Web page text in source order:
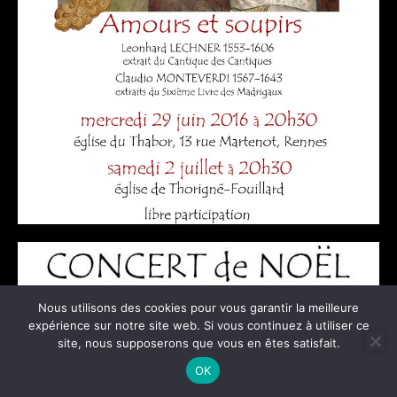
Nous utilisons des cookies pour vous garantir la meilleure
expérience sur notre site web. Si vous continuez à utiliser ce
site, nous supposerons que vous en êtes satisfait.
OK